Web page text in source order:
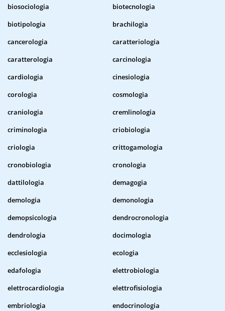
biosociologia
biotecnologia
biotipologia
brachilogia
cancerologia
caratteriologia
caratterologia
carcinologia
cardiologia
cinesiologia
corologia
cosmologia
craniologia
cremlinologia
criminologia
criobiologia
criologia
crittogamologia
cronobiologia
cronologia
dattilologia
demagogia
demologia
demonologia
demopsicologia
dendrocronologia
dendrologia
docimologia
ecclesiologia
ecologia
edafologia
elettrobiologia
elettrocardiologia
elettrofisiologia
embriologia
endocrinologia